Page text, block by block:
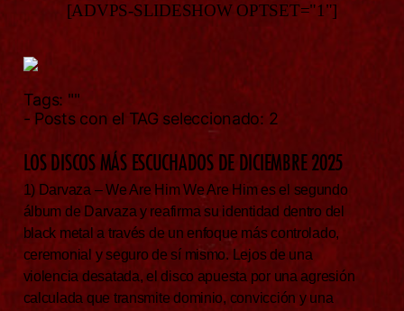
[ADVPS-SLIDESHOW OPTSET="1"]
Tags: ""
- Posts con el TAG seleccionado: 2
LOS DISCOS MÁS ESCUCHADOS DE DICIEMBRE 2025
1) Darvaza – We Are Him We Are Him es el segundo
álbum de Darvaza y reafirma su identidad dentro del
black metal a través de un enfoque más controlado,
ceremonial y seguro de sí mismo. Lejos de una
violencia desatada, el disco apuesta por una agresión
calculada que transmite dominio, convicción y una